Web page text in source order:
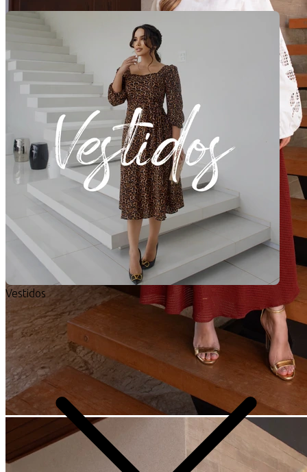
Vestidos